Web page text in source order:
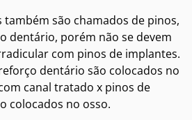
também são chamados de pinos,
dentário, porém não se devem
com pinos de implantes.
dentário são colocados no
canal tratado x pinos de
colocados no osso.